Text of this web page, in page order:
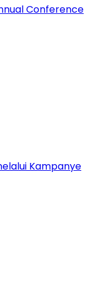
Conference
Kampanye